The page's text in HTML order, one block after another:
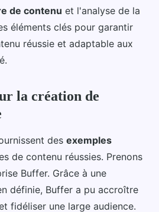
de contenu et l'analyse de la
éléments clés pour garantir
réussie et adaptable aux
la création de
des exemples
de contenu réussies. Prenons
Buffer. Grâce à une
définie, Buffer a pu accroître
fidéliser une large audience.